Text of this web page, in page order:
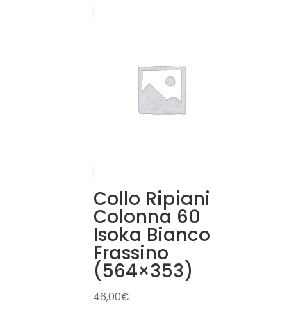
Collo Ripiani
Colonna 60
Isoka Bianco
Frassino
(564×353)
46,00€